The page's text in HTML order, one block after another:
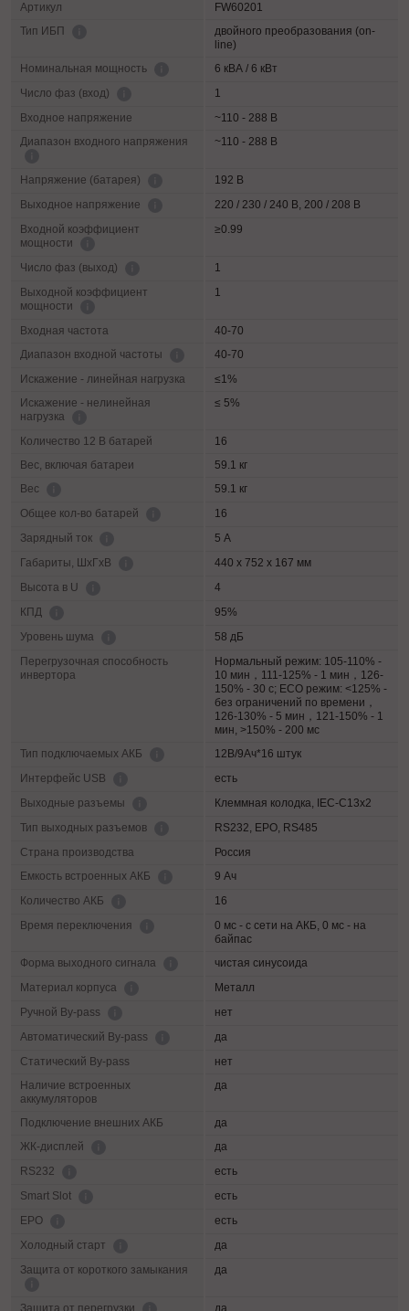
Артикул
FW60201
Тип ИБП
двойного преобразования (on-
line)
Номинальная мощность
6 кВА / 6 кВт
Число фаз (вход)
1
Входное напряжение
~110 - 288 В
Диапазон входного напряжения
~110 - 288 В
Напряжение (батарея)
192 В
Выходное напряжение
220 / 230 / 240 В, 200 / 208 В
Входной коэффициент
мощности
≥0.99
Число фаз (выход)
1
Выходной коэффициент
мощности
1
Входная частота
40-70
Диапазон входной частоты
40-70
Искажение - линейная нагрузка
≤1%
Искажение - нелинейная
нагрузка
≤ 5%
Количество 12 В батарей
16
Вес, включая батареи
59.1 кг
Вес
59.1 кг
Общее кол-во батарей
16
Зарядный ток
5 А
Габариты, ШхГхВ
440 x 752 x 167 мм
Высота в U
4
КПД
95%
Уровень шума
58 дБ
Перегрузочная способность
инвертора
Нормальный режим: 105-110% -
10 мин，111-125% - 1 мин，126-
150% - 30 с; ECO режим: <125% -
без ограничений по времени，
126-130% - 5 мин，121-150% - 1
мин, >150% - 200 мс
Тип подключаемых АКБ
12В/9Ач*16 штук
Интерфейс USB
есть
Выходные разъемы
Клеммная колодка, IEC-C13x2
Тип выходных разъемов
RS232, EPO, RS485
Страна производства
Россия
Емкость встроенных АКБ
9 Ач
Количество АКБ
16
Время переключения
0 мс - с сети на АКБ, 0 мс - на
байпас
Форма выходного сигнала
чистая синусоида
Материал корпуса
Металл
Ручной By-pass
нет
Автоматический By-pass
да
Статический By-pass
нет
Наличие встроенных
аккумуляторов
да
Подключение внешних АКБ
да
ЖК-дисплей
да
RS232
есть
Smart Slot
есть
EPO
есть
Холодный старт
да
Защита от короткого замыкания
да